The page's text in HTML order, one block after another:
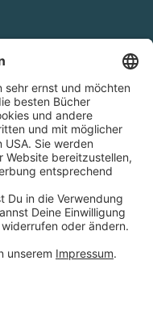
innerhalb
Deutschlands
36, D-70182